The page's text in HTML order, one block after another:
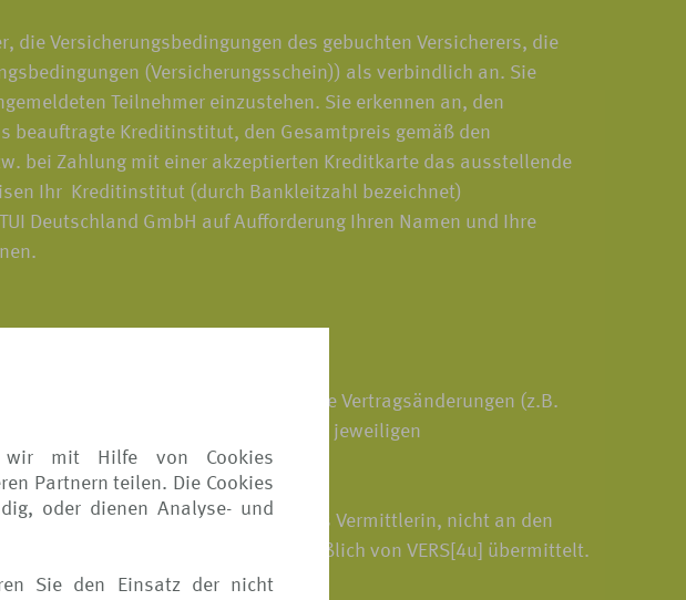
wir mit Hilfe von Cookies
Partnern teilen. Die Cookies
oder dienen Analyse- und
Sie den Einsatz der nicht
die Versicherungsbedingungen des gebuchten Versicherers, die
(Versicherungsschein)) als verbindlich an. Sie
Teilnehmer einzustehen. Sie erkennen an, den
beauftragte Kreditinstitut, den Gesamtpreis gemäß den
bei Zahlung mit einer akzeptierten Kreditkarte das ausstellende
Ihr Kreditinstitut (durch Bankleitzahl bezeichnet)
Deutschland GmbH auf Aufforderung Ihren Namen und Ihre
Ihnen veranlasste oder gewünschte Vertragsänderungen (z.B.
Versicherers. Diese sind in den jeweiligen
bitte ausschließlich an VERS[4u] als Vermittlerin, nicht an den
wiederum ausschließlich von VERS[4u] übermittelt.